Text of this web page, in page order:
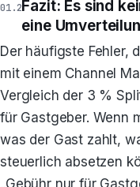
Fazit: Es sind
eine
Der häufigste Fehler,
mit einem Channel
Vergleich der 3 %
für Gastgeber. Wenn
was der Gast zahlt,
steuerlich absetzen
„Gebühr nur für